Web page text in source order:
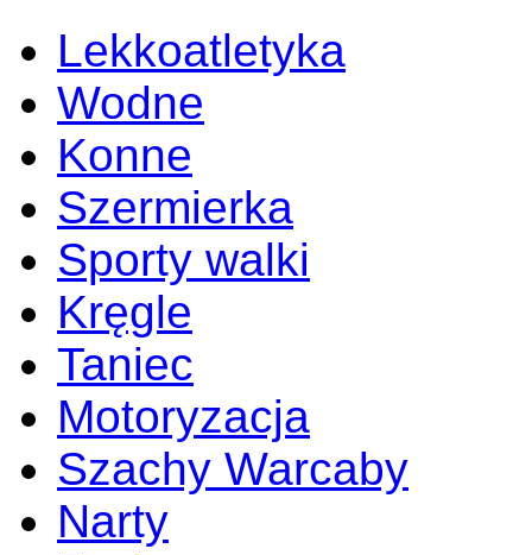
Lekkoatletyka
Wodne
Konne
Szermierka
Sporty walki
Kręgle
Taniec
Motoryzacja
Szachy Warcaby
Narty